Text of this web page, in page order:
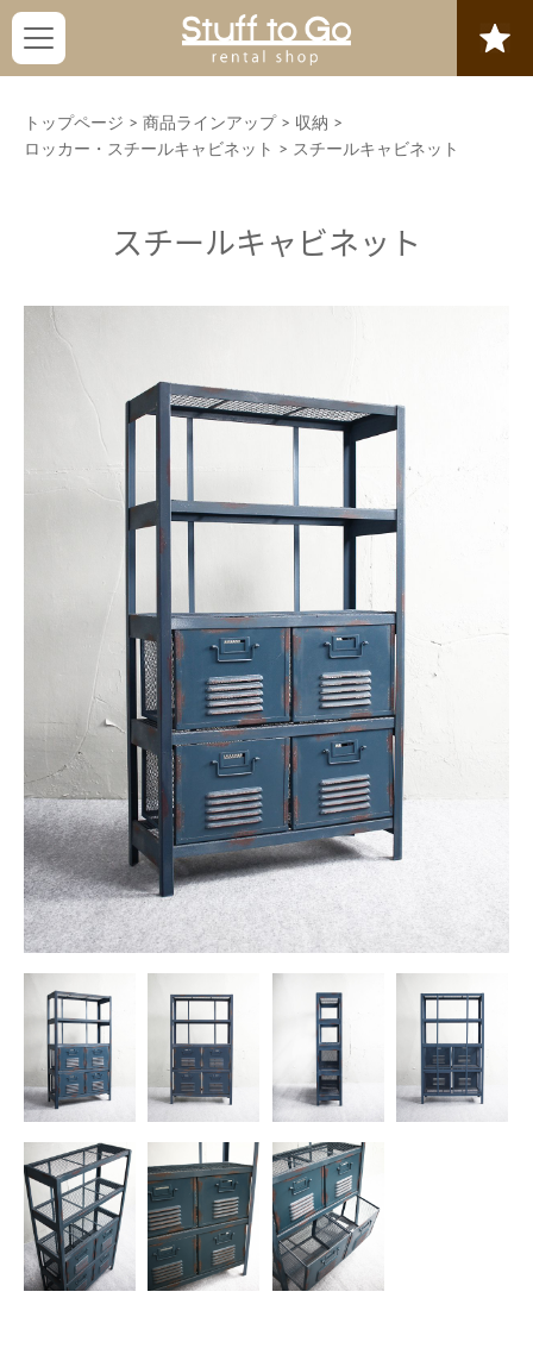
トップページ > 商品ラインアップ > 収納 >
ロッカー・スチールキャビネット > スチールキャビネット
スチールキャビネット